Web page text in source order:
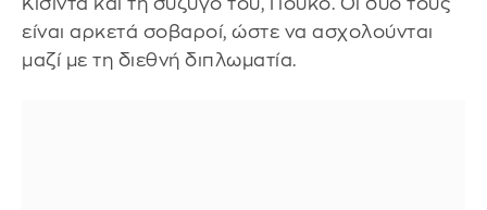
είναι αρκετά σοβαροί, ώστε να ασχολούνται
μαζί με τη διεθνή διπλωματία.